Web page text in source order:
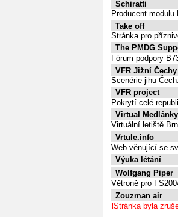
Schiratti
Producent
Take off
Stránka pro
The PMDG
Fórum podpory
VFR Jižní Čechy
Scenérie jihu Čech.
VFR project
Pokrytí celé
Virtual Medlánky
Virtuální letiště
Vrtule.info
Web věnující se
Výuka létání
Wolfgang Piper
Větroně pro
Zouzman air
!Stránka byla